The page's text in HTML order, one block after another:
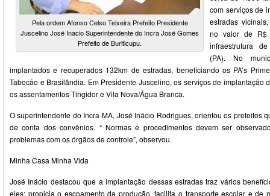
Pela ordem Afonso Celso Teixeira Prefeito Presidente
Juscelino José Inacio Superintendente do Incra José Gomes
Prefeito de Buriticupu.
com serviços de
estradas
no valor de R$
infraestrutura
(PA). No
implantados e recuperados 132km de estradas, beneficiando os PA’s
Tabocão e Brasilândia. Em Presidente Juscelino, os serviços de implantação
os assentamentos Tingidor e Vila Nova/Água Branca.
O superintendente do Incra-MA, José Inácio Rodrigues, orientou os prefeitos
de conta dos convênios. “ Normas e procedimentos devem ser
problemas com os órgãos de controle”, observou.
Minha Casa Minha Vida
José Inácio destacou que a implantação dessas estradas traz vários
eles: propicia o escoamento da produção, facilita o transporte escolar e de